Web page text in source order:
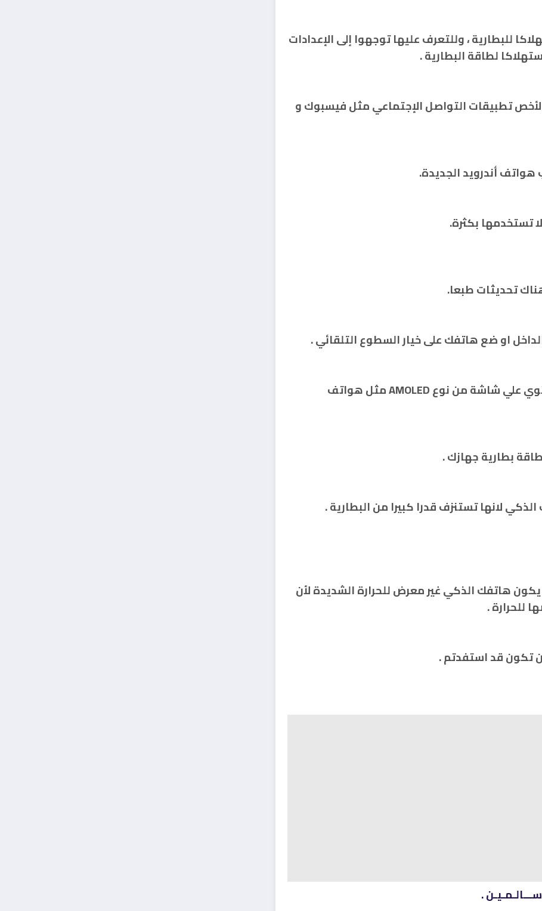
للبطارية ، وللتعرف عليها توجهوا إلى الإعدادات
لطاقة البطارية .
تطبيقات التواصل الإجتماعي مثل فيسبوك و
7- استخدام الخلفيات السوداء اذا كان هاتفك يحتوي علي شاشة من نوع AMOLED مثل هواتف
يكون هاتفك الذكي غير معرض للحرارة الشديدة لأن
للحرارة .
تكون قد استفدتم .
.